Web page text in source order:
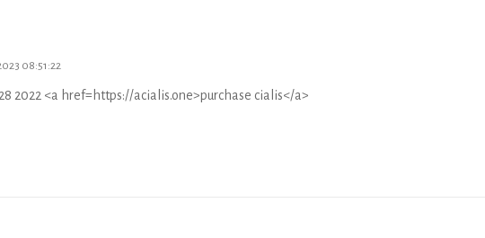
08:51:22
2022 <a href=https://acialis.one>purchase cialis</a>